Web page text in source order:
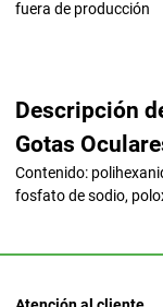
fuera de producción
Descripción
Gotas
Contenido:
fosfato de sodio,